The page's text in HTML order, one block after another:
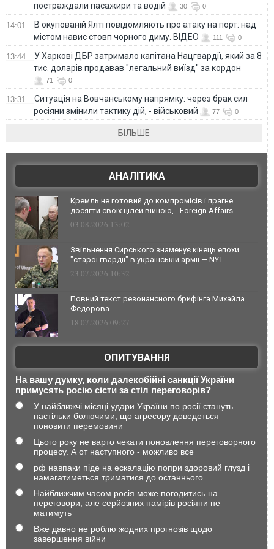
постраждали пасажири та водій 30 0
14:01
В окупованій Ялті повідомляють про атаку на порт: над
містом навис стовп чорного диму. ВІДЕО
111 0
13:44
У Харкові ДБР затримало капітана Нацгвардії, який за 8
тис. доларів продавав "легальний виїзд" за кордон
71 0
13:31
Ситуація на Вовчанському напрямку: через брак сил
росіяни змінили тактику дій, - військовий
77 0
БІЛЬШЕ
АНАЛІТИКА
Кремль не готовий до компромісів і прагне
досягти своїх цілей війною, - Foreign Affairs
03.08.2026 13:02
Звільнення Сирського знаменує кінець епохи
"старої гвардії" в українській армії — NYT
23.07.2026 10:32
Повний текст резонансного брифінга Михайла
Федорова
18.07.2026 09:27
ОПИТУВАННЯ
На вашу думку, коли далекобійні санкції України
примусять росію сісти за стіл переговорів?
У найближчі місяці удари України по росії стануть
настільки болючими, що агресору доведеться
поновити перемовини
Цього року не варто чекати поновлення переговорного
процесу. А от наступного - можливо все
рф навпаки піде на ескалацію попри здоровий глузд і
намагатиметься триматися до останнього
Найближчим часом росія може погодитись на
переговори, але серйозних намірів росіяни не
матимуть
Вже давно не роблю жодних прогнозів щодо
завершення війни